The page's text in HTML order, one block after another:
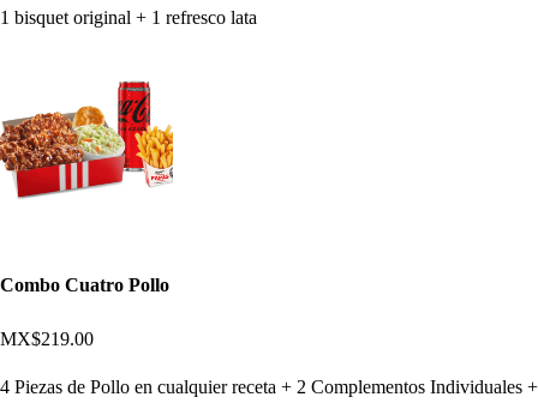
1 bisquet original + 1 refresco lata
Combo Cuatro Pollo
MX$219.00
4 Piezas de Pollo en cualquier receta + 2 Complementos Individuales +